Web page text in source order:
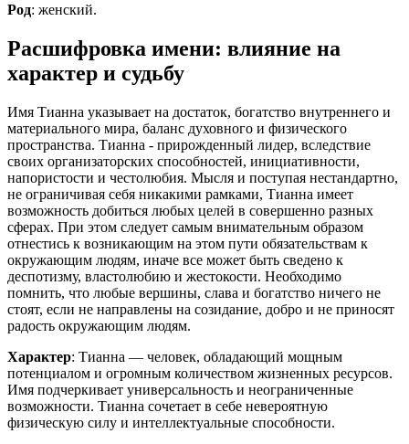
Род: женский.
Расшифровка имени: влияние на
характер и судьбу
Имя Тианна указывает на достаток, богатство внутреннего и
материального мира, баланс духовного и физического
пространства. Тианна - прирожденный лидер, вследствие
своих организаторских способностей, инициативности,
напористости и честолюбия. Мысля и поступая нестандартно,
не ограничивая себя никакими рамками, Тианна имеет
возможность добиться любых целей в совершенно разных
сферах. При этом следует самым внимательным образом
отнестись к возникающим на этом пути обязательствам к
окружающим людям, иначе все может быть сведено к
деспотизму, властолюбию и жестокости. Необходимо
помнить, что любые вершины, слава и богатство ничего не
стоят, если не направлены на созидание, добро и не приносят
радость окружающим людям.
Характер: Тианна — человек, обладающий мощным
потенциалом и огромным количеством жизненных ресурсов.
Имя подчеркивает универсальность и неограниченные
возможности. Тианна сочетает в себе невероятную
физическую силу и интеллектуальные способности.